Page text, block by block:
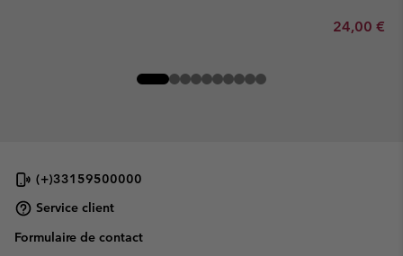
Minimum
24,00 €
(+)33159500000
Service client
Formulaire de contact